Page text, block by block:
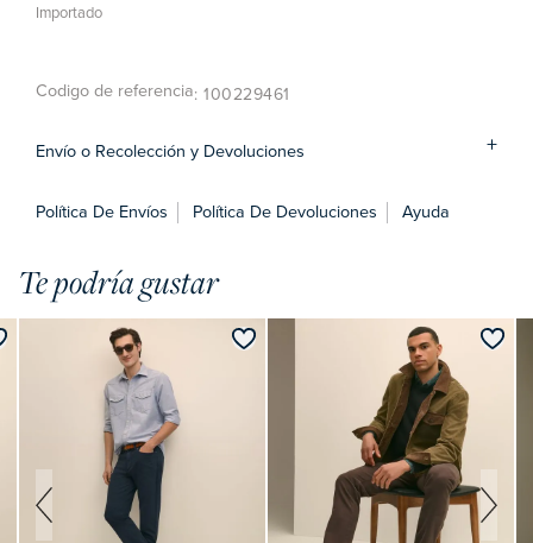
Importado
Codigo de referencia: 100229461
Envío o Recolección y Devoluciones
Política De Envíos Política De Devoluciones Ayuda
Te podría gustar